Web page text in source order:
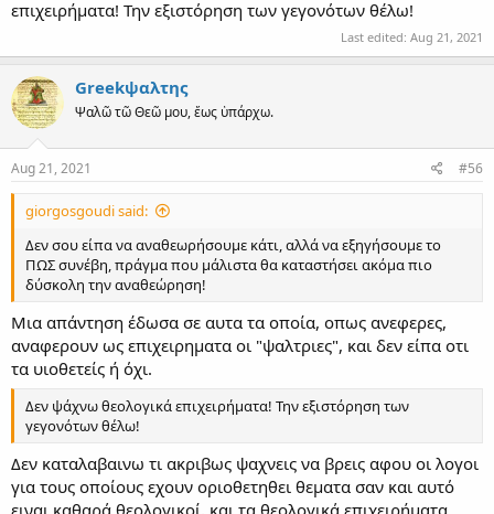
επιχειρήματα! Την εξιστόρηση των γεγονότων θέλω!
Last edited: Aug 21, 2021
Greekψαλτης
Ψαλῶ τῶ Θεῶ μου, ἕως ὑπάρχω.
Aug 21, 2021 #56
giorgosgoudi said:
Δεν σου είπα να αναθεωρήσουμε κάτι, αλλά να εξηγήσουμε το
ΠΩΣ συνέβη, πράγμα που μάλιστα θα καταστήσει ακόμα πιο
δύσκολη την αναθεώρηση!
Μια απάντηση έδωσα σε αυτα τα οποία, οπως ανεφερες,
αναφερουν ως επιχειρηματα οι "ψαλτριες", και δεν είπα οτι
τα υιοθετείς ή όχι.
Δεν ψάχνω θεολογικά επιχειρήματα! Την εξιστόρηση των
γεγονότων θέλω!
Δεν καταλαβαινω τι ακριβως ψαχνεις να βρεις αφου οι λογοι
για τους οποίους εχουν οριοθετηθει θεματα σαν και αυτό
ειναι καθαρά θεολογικοί, και τα θεολογικά επιχειρήματα